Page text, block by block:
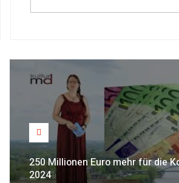
250 Millionen Euro mehr für die
2024